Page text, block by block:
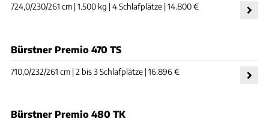
724,0/230/261 cm | 1.500 kg | 4 Schlafplätze | 14.800 €
Bürstner Premio 470 TS
710,0/232/261 cm | 2 bis 3 Schlafplätze | 16.896 €
Bürstner Premio 480 TK